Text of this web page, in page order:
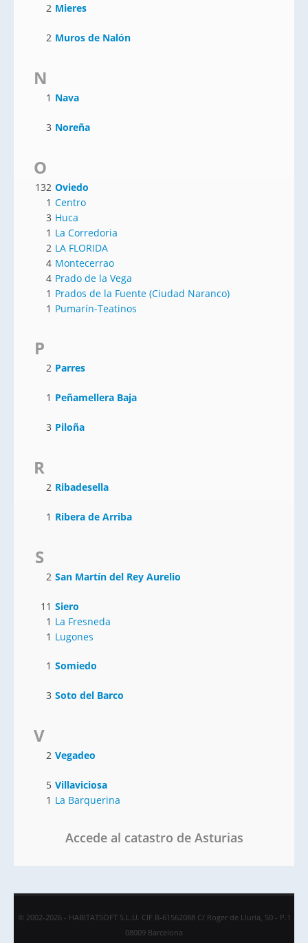
2 Mieres
2 Muros de Nalón
N
1 Nava
3 Noreña
O
132 Oviedo
1 Centro
3 Huca
1 La Corredoria
2 LA FLORIDA
4 Montecerrao
4 Prado de la Vega
1 Prados de la Fuente (Ciudad Naranco)
1 Pumarín-Teatinos
P
2 Parres
1 Peñamellera Baja
3 Piloña
R
2 Ribadesella
1 Ribera de Arriba
S
2 San Martín del Rey Aurelio
11 Siero
1 La Fresneda
1 Lugones
1 Somiedo
3 Soto del Barco
V
2 Vegadeo
5 Villaviciosa
1 La Barquerina
Accede al catastro de Asturias
© 2002-2026 - HABITATSOFT S.L.U. CIF B-61562088 C/ Roger de Lluria, 50 - P.1
08009 Barcelona